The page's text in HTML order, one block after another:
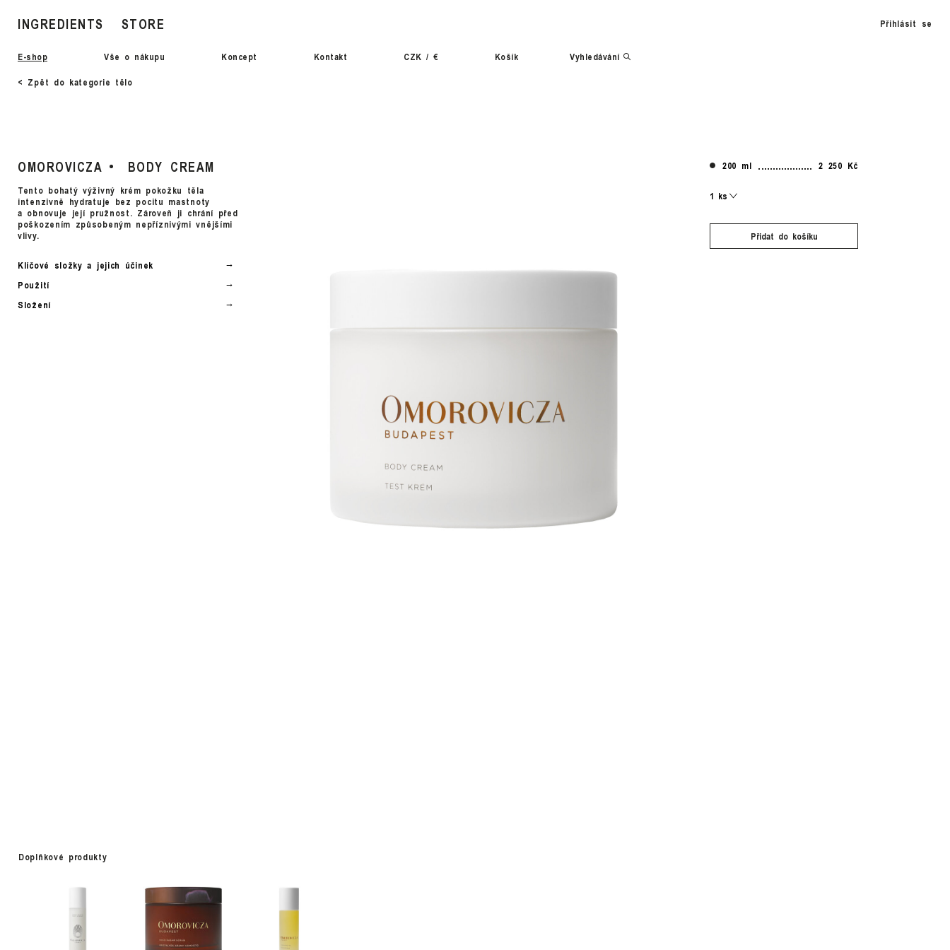
INGREDIENTS STORE Přihlásit se
E-shop Vše o nákupu Koncept Kontakt CZK / € Košík
Vyhledávání
< Zpět do kategorie tělo
OMOROVICZA BODY CREAM
Tento bohatý výživný krém pokožku těla
intenzivně hydratuje bez pocitu mastnoty
a obnovuje její pružnost. Zároveň ji chrání před
poškozením způsobeným nepříznivými vnějšími
vlivy.
Klíčové složky a jejich účinek
Použití
Složení
200 ml 2 250 Kč
Přidat do košíku
Doplňkové produkty